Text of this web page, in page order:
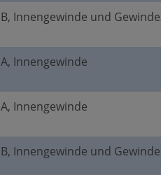
B, Innengewinde und
A, Innengewinde
A, Innengewinde
B, Innengewinde und